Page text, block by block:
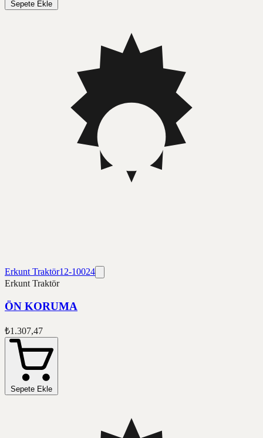
Sepete Ekle
Erkunt Traktör12-10024
Erkunt Traktör
ÖN KORUMA
₺1.307,47
Sepete Ekle